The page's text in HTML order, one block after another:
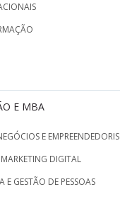
E MBA
E
DIGITAL
E GESTÃO DE PESSOAS